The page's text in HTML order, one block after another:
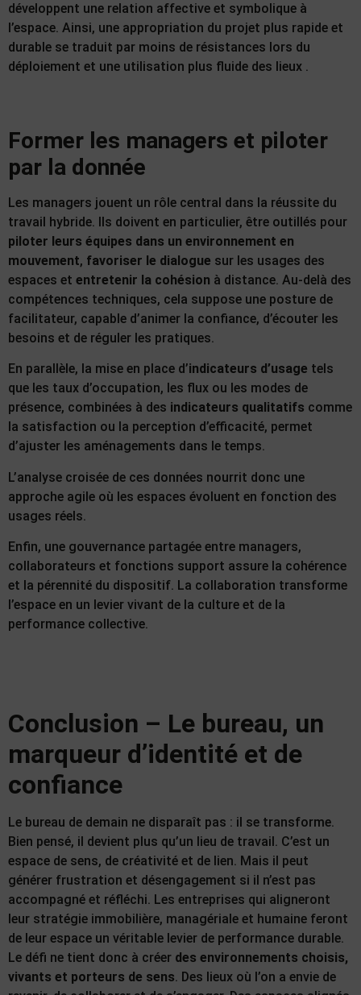
développent une relation affective et symbolique à
l’espace. Ainsi, une appropriation du projet plus rapide et
durable se traduit par moins de résistances lors du
déploiement et une utilisation plus fluide des lieux .
Former les managers et piloter
par la donnée
Les managers jouent un rôle central dans la réussite du
travail hybride. Ils doivent en particulier, être outillés pour
piloter leurs équipes dans un environnement en
mouvement, favoriser le dialogue sur les usages des
espaces et entretenir la cohésion à distance. Au-delà des
compétences techniques, cela suppose une posture de
facilitateur, capable d’animer la confiance, d’écouter les
besoins et de réguler les pratiques.
En parallèle, la mise en place d’indicateurs d’usage tels
que les taux d’occupation, les flux ou les modes de
présence, combinées à des indicateurs qualitatifs comme
la satisfaction ou la perception d’efficacité, permet
d’ajuster les aménagements dans le temps.
L’analyse croisée de ces données nourrit donc une
approche agile où les espaces évoluent en fonction des
usages réels.
Enfin, une gouvernance partagée entre managers,
collaborateurs et fonctions support assure la cohérence
et la pérennité du dispositif. La collaboration transforme
l’espace en un levier vivant de la culture et de la
performance collective.
Conclusion – Le bureau, un
marqueur d’identité et de
confiance
Le bureau de demain ne disparaît pas : il se transforme.
Bien pensé, il devient plus qu’un lieu de travail. C’est un
espace de sens, de créativité et de lien. Mais il peut
générer frustration et désengagement si il n’est pas
accompagné et réfléchi. Les entreprises qui aligneront
leur stratégie immobilière, managériale et humaine feront
de leur espace un véritable levier de performance durable.
Le défi ne tient donc à créer des environnements choisis,
vivants et porteurs de sens. Des lieux où l’on a envie de